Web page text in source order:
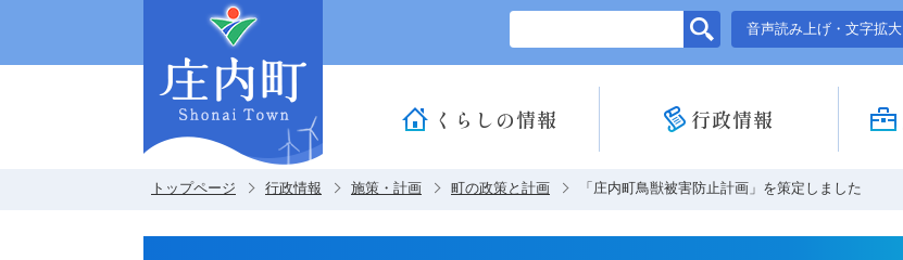
このページの本文へ移動
音声読み上げ・文字拡大
くらしの情報 行政情報
トップページ 行政情報 施策・計画 町の政策と計画 「庄内町鳥獣被害防止計画」を策定しました